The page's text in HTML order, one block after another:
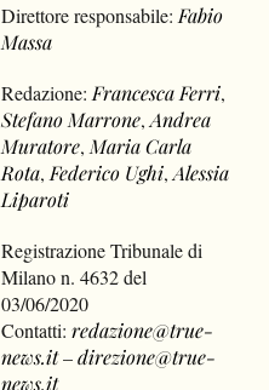
Direttore responsabile: Fabio
Massa
Redazione: Francesca Ferri,
Stefano Marrone,Andrea
Muratore, Maria Carla
Rota, Federico Ughi,Alessia
Liparoti
Registrazione Tribunale di
Milano n. 4632 del
03/06/2020
Contatti:redazione@true-
news.it–direzione@true-
news.it